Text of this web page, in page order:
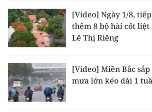
[Video] Ngày 1/8,
thêm 8 bộ hài cốt liệt
Lê Thị Riêng
[Video] Miền Bắc
mưa lớn kéo dài 1